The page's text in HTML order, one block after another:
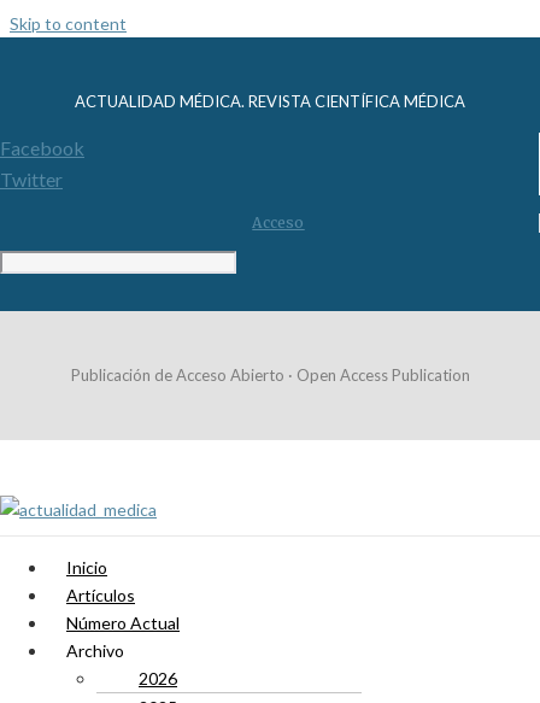
Skip to content
ACTUALIDAD MÉDICA. REVISTA CIENTÍFICA MÉDICA
Facebook
Twitter
Acceso
Publicación de Acceso Abierto · Open Access Publication
Inicio
Artículos
Número Actual
Archivo
2026